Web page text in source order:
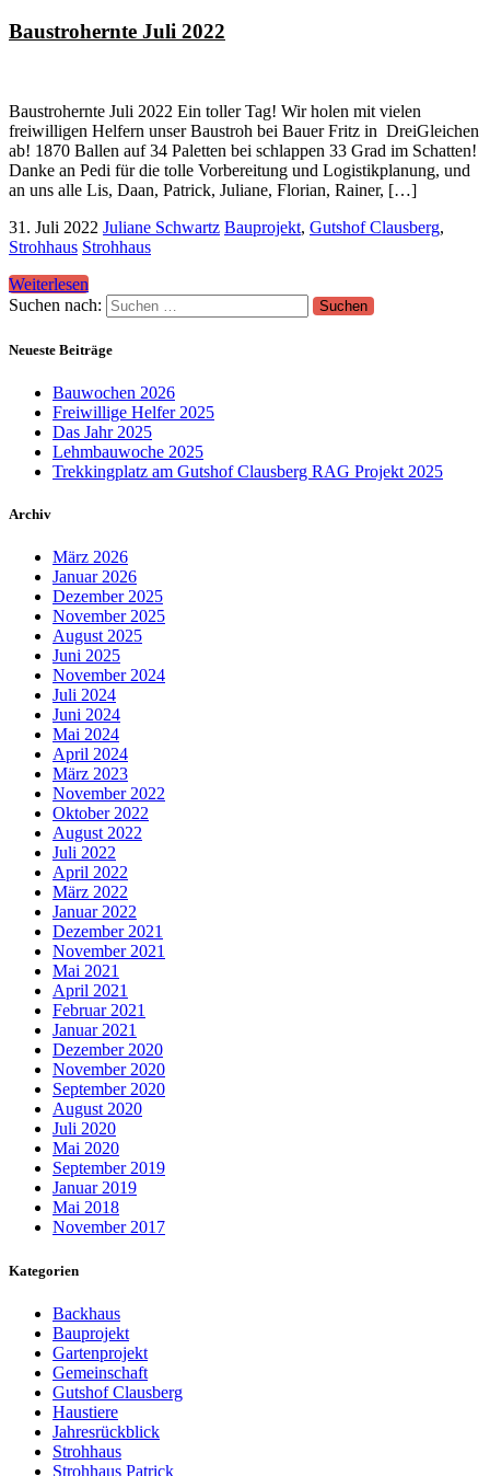
Baustrohernte Juli 2022
Baustrohernte Juli 2022 Ein toller Tag! Wir holen mit vielen
freiwilligen Helfern unser Baustroh bei Bauer Fritz in DreiGleichen
ab! 1870 Ballen auf 34 Paletten bei schlappen 33 Grad im Schatten!
Danke an Pedi für die tolle Vorbereitung und Logistikplanung, und
an uns alle Lis, Daan, Patrick, Juliane, Florian, Rainer, […]
31. Juli 2022 Juliane Schwartz Bauprojekt, Gutshof Clausberg,
Strohhaus Strohhaus
Weiterlesen
Suchen nach:
Neueste Beiträge
Bauwochen 2026
Freiwillige Helfer 2025
Das Jahr 2025
Lehmbauwoche 2025
Trekkingplatz am Gutshof Clausberg RAG Projekt 2025
Archiv
März 2026
Januar 2026
Dezember 2025
November 2025
August 2025
Juni 2025
November 2024
Juli 2024
Juni 2024
Mai 2024
April 2024
März 2023
November 2022
Oktober 2022
August 2022
Juli 2022
April 2022
März 2022
Januar 2022
Dezember 2021
November 2021
Mai 2021
April 2021
Februar 2021
Januar 2021
Dezember 2020
November 2020
September 2020
August 2020
Juli 2020
Mai 2020
September 2019
Januar 2019
Mai 2018
November 2017
Kategorien
Backhaus
Bauprojekt
Gartenprojekt
Gemeinschaft
Gutshof Clausberg
Haustiere
Jahresrückblick
Strohhaus
Strohhaus Patrick